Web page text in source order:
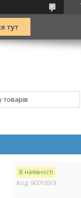
В наявності
Код: 900163/3